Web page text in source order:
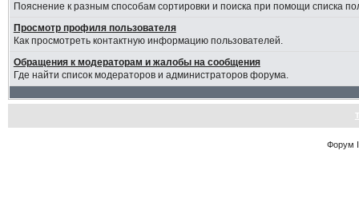
Пояснение к разным способам сортировки и поиска при помощи списка
Просмотр профиля пользователя
Как просмотреть контактную информацию пользователей.
Обращения к модераторам и жалобы на сообщения
Где найти список модераторов и администраторов форума.
Форум